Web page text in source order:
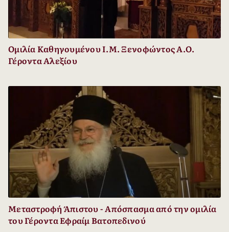
Ομιλία Καθηγουμένου Ι.Μ. Ξενοφώντος Α.Ο.
Γέροντα Αλεξίου
Μεταστροφή Άπιστου - Απόσπασμα από την ομιλία
του Γέροντα Εφραίμ Βατοπεδινού